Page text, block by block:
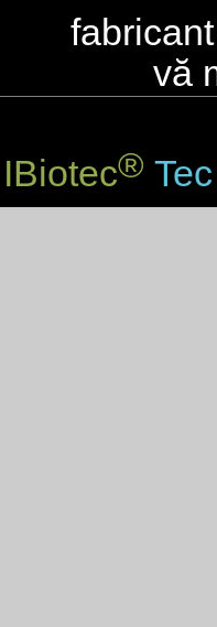
vă
IBiotec®